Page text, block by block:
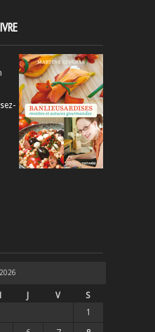
J V
S
1